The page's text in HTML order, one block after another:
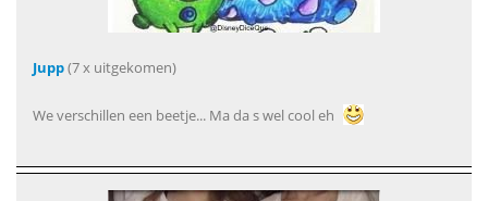
Jupp(7 x uitgekomen)
We verschillen een beetje... Ma da s wel cool eh